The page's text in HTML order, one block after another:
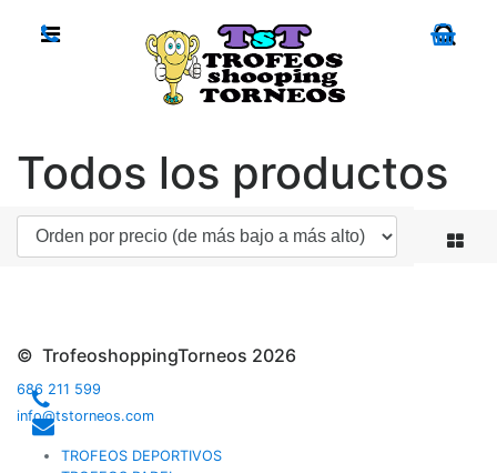
Todos los productos
© TrofeoshoppingTorneos 2026
686 211 599
info@tstorneos.com
TROFEOS DEPORTIVOS